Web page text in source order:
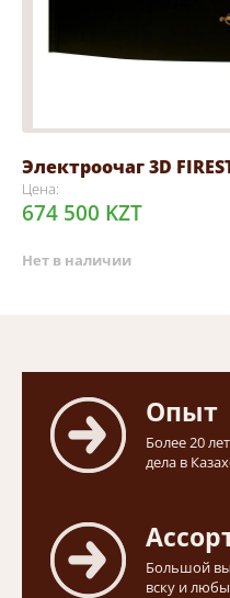
Электроочаг 3D
Цена:
674 500 KZT
Нет в наличии
Опыт
Более 20
дела в
Большой
вску и